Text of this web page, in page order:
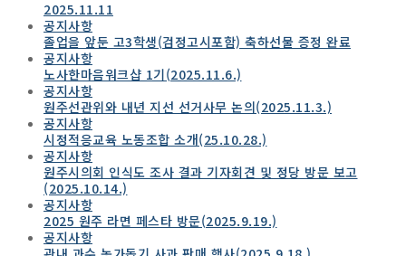
2025.11.11
공지사항
졸업을 앞둔 고3학생(검정고시포함) 축하선물 증정 완료
공지사항
노사한마음워크샵 1기(2025.11.6.)
공지사항
원주선관위와 내년 지선 선거사무 논의(2025.11.3.)
공지사항
시정적응교육 노동조합 소개(25.10.28.)
공지사항
원주시의회 인식도 조사 결과 기자회견 및 정당 방문 보고
(2025.10.14.)
공지사항
2025 원주 라면 페스타 방문(2025.9.19.)
공지사항